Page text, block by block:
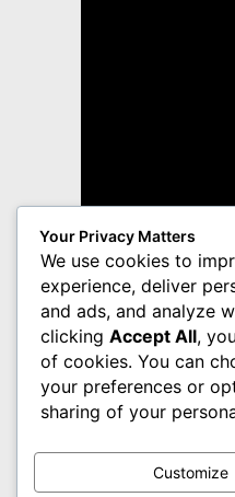
Your Privacy Matters
We use cookies to
experience, deliver
and ads, and analyze
clicking Accept All,
of cookies. You can
your preferences or
sharing of your
Customize